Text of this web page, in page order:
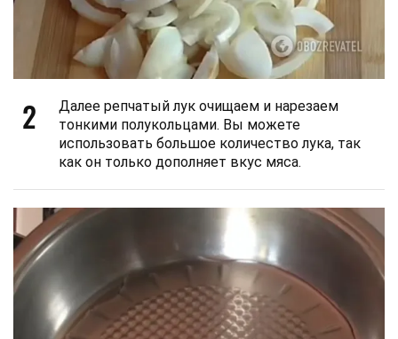
2
Далее репчатый лук очищаем и нарезаем
тонкими полукольцами. Вы можете
использовать большое количество лука, так
как он только дополняет вкус мяса.